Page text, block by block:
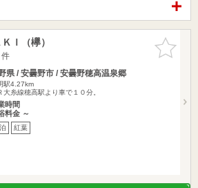
お気に入
りに追加
Ｉ（欅）
県 / 安曇野市 / 安曇野穂高温泉郷
駅4.27km
大糸線穂高駅より車で１０分。
時間
料金 ～
紅葉